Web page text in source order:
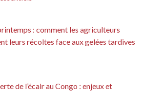
: comment les agriculteurs
leurs récoltes face aux gelées tardives
de l’écair au Congo : enjeux et